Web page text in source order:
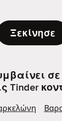
Ξεκίνησε
Tinder